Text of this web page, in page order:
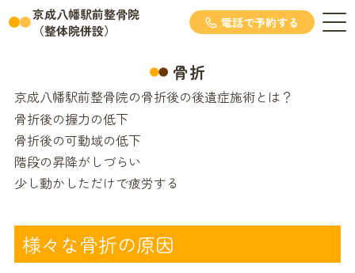
京成八幡駅前整骨院
（整体院併設）
電話で予約する
骨折
京成八幡駅前整骨院の骨折後の後遺症施術とは？
骨折後の握力の低下
骨折後の可動域の低下
階段の昇降がしづらい
少し動かしただけで疲労する
様々な骨折の原因